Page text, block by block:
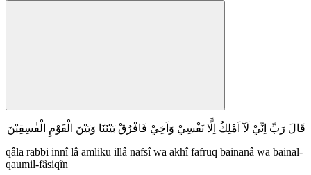
قَالَ رَبِّ اِنِّيْ لَآ اَمْلِكُ اِلَّا نَفْسِيْ وَاَخِيْ فَافْرُقْ بَيْنَنَا وَبَيْنَ الْقَوْمِ الْفٰسِقِيْنَ
qâla rabbi innî lâ amliku illâ nafsî wa akhî fafruq bainanâ wa bainal-
qaumil-fâsiqîn